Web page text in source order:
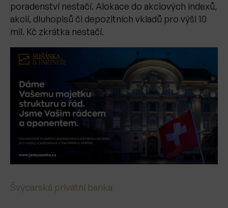
poradenství nestačí. Alokace do akciových indexů,
akcií, dluhopisů či depozitních vkladů pro výši 10
mil. Kč zkrátka nestačí.
Švýcarská privátní banka